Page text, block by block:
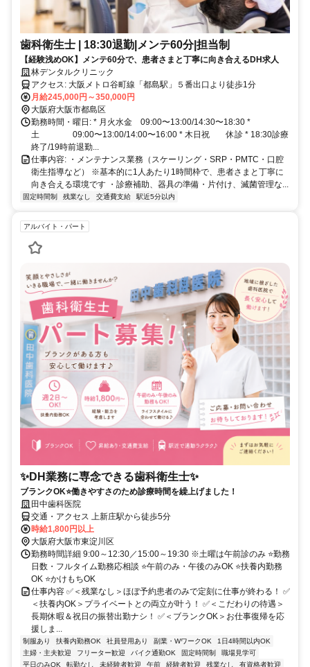
歯科衛生士 | 18:30退勤|メンテ60分|担当制
【経験浅めOK】メンテ60分で、患者さまと丁寧に向き合えるDH求人
林デンタルクリニック
アクセス: 大阪メトロ谷町線「都島駅」５番出口より徒歩1分
月給245,000円～350,000円
大阪府大阪市都島区
勤務時間・曜日: * 月火水金 09:00〜13:00/14:30〜18:30 *
土 09:00〜13:00/14:00〜16:00 * 木日祝 休診 * 18:30診療
終了/19時前退勤...
仕事内容: ・メンテナンス業務（スケーリング・SRP・PMTC・口腔
衛生指導など） ※基本的に1人あたり1時間枠で、患者さまと丁寧に
向き合える環境です ・診療補助、器具の準備・片付け、滅菌管理な...
固定時間制 残業なし 交通費支給 駅近5分以内
アルバイト・パート
✨DH業務に専念できる歯科衛生士✨
ブランクOK⭐働きやすさのため診療時間を繰上げました！
田中歯科医院
交通・アクセス 上新庄駅から徒歩5分
時給1,800円以上
大阪府大阪市東淀川区
勤務時間詳細 9:00～12:30／15:00～19:30 ※土曜は午前診のみ ⭐勤務
日数・フルタイム勤務応相談 ⭐午前のみ・午後のみOK ⭐扶養内勤務
OK ⭐かけもちOK
仕事内容 ✅＜残業なし＞ほぼ予約患者のみで定刻に仕事が終わる！ ✅
＜扶養内OK＞プライベートとの両立が叶う！ ✅＜こだわりの待遇＞
長期休暇＆祝日の振替出勤ナシ！ ✅＜ブランクOK＞お仕事復帰を応
援しま...
制服あり 扶養内勤務OK 社員登用あり 副業・WワークOK
1日4時間以内OK
主婦・主夫歓迎
フリーター歓迎 バイク通勤OK 固定時間制
職場見学可
平日のみOK
転勤なし 未経験者歓迎 午前 経験者歓迎 残業なし 有資格者歓迎